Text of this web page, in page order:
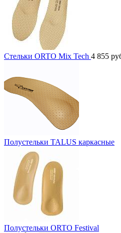
Стельки ORTO Mix Tech 4 855
Полустельки TALUS каркасные
Полустельки ORTO Festival